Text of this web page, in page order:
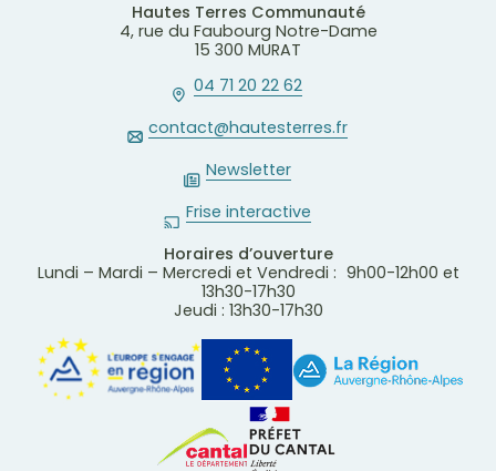
Hautes Terres Communauté
4, rue du Faubourg Notre-Dame
15 300 MURAT
04 71 20 22 62
contact@hautesterres.fr
Newsletter
Frise interactive
Horaires d’ouverture
Lundi – Mardi – Mercredi et Vendredi : 9h00-12h00 et
13h30-17h30
Jeudi : 13h30-17h30